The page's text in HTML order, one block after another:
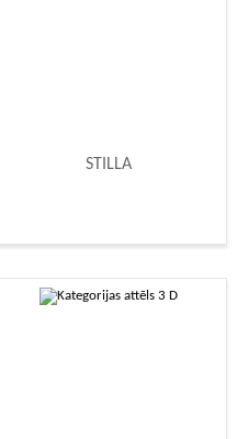
STILLA